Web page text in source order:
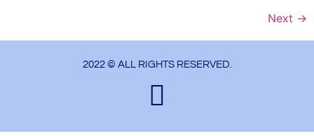
Next →
2022 © ALL RIGHTS RESERVED.